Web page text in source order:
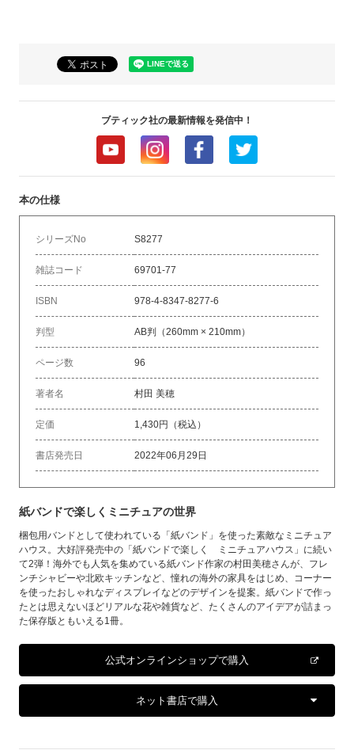
ブティック社の最新情報を発信中！
本の仕様
シリーズNo S8277
雑誌コード 69701-77
ISBN 978-4-8347-8277-6
判型 AB判（260mm × 210mm）
ページ数 96
著者名 村田 美穂
定価 1,430円（税込）
書店発売日 2022年06月29日
紙バンドで楽しくミニチュアの世界
梱包用バンドとして使われている「紙バンド」を使った素敵なミニチュア
ハウス。大好評発売中の「紙バンドで楽しく ミニチュアハウス」に続い
て2弾！海外でも人気を集めている紙バンド作家の村田美穂さんが、フレ
ンチシャビーや北欧キッチンなど、憧れの海外の家具をはじめ、コーナー
を使ったおしゃれなディスプレイなどのデザインを提案。紙バンドで作っ
たとは思えないほどリアルな花や雑貨など、たくさんのアイデアが詰まっ
た保存版ともいえる1冊。
公式オンラインショップで購入
ネット書店で購入